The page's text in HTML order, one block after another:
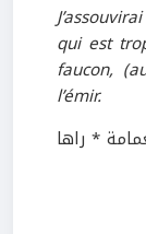
qui est
faucon,
l’émir.
* راها